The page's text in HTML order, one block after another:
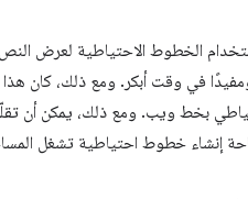
الخطوط الاحتياطية لعرض
ومفيدًا في وقت أبكر. ومع ذلك، كان
بخط ويب. ومع ذلك، يمكن أن تقلّل
إنشاء خطوط احتياطية تشغل